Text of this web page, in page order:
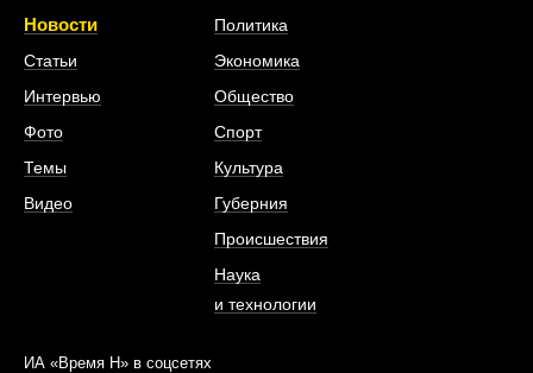
Новости
Статьи
Интервью
Фото
Темы
Видео
Политика
Экономика
Общество
Спорт
Культура
Губерния
Происшествия
Наука
и технологии
ИА «Время Н» в соцсетях